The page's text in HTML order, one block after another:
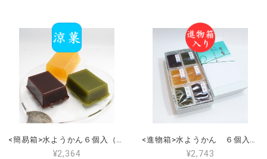
<簡易箱>水ようかん６個入（小豆こし２・あんず２・抹茶２）
¥2,364
<進物箱>水ようかん ６個入（小豆こし２個・抹茶２個・あんず2個） 手提げ付き
¥2,743